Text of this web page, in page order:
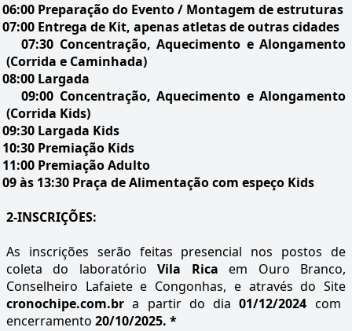
06:00 Preparação do Evento / Montagem de estruturas
07:00 Entrega de Kit, apenas atletas de outras cidades
07:30 Concentração, Aquecimento e Alongamento
(Corrida e Caminhada)
08:00 Largada
09:00 Concentração, Aquecimento e Alongamento
(Corrida Kids)
09:30 Largada Kids
10:30 Premiação Kids
11:00 Premiação Adulto
09 às 13:30 Praça de Alimentação com espeço Kids
2-INSCRIÇÕES:
As inscrições serão feitas presencial nos postos de
coleta do laboratórioVila Ricaem Ouro Branco,
Conselheiro Lafaiete e Congonhas, e através do Site
cronochipe.com.bra partir do dia01/12/2024 com
encerramento 20/10/2025. *